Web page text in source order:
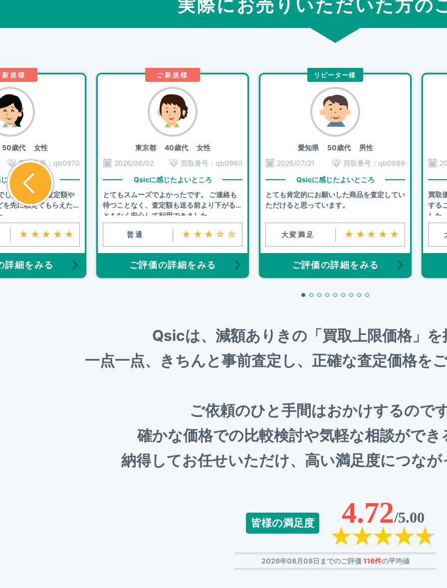
実際にお売りいただいた方の
新規様
歳代 女性
買取番号： qb0970
たよいところ
したが、事前査定額や
先に教えてもらえたの
★★★★★
詳細をみる
ご新規様
東京都40歳代 女性
2026/06/02
買取番号： qb0960
Qsicに感じたよいところ
とてもスムーズでよかったです。 ご連絡も
待つことなく、査定額も送る前より下がるこ
ともなく安心して利用できました。
普通 ★★★☆☆
ご評価の詳細をみる
リピーター様
愛知県50歳代 男性
2026/07/21
買取番号： qb0989
Qsicに感じたよいところ
とても肯定的にお願いした商品を査定してい
ただけると思っています。
大変満足 ★★★★★
ご評価の詳細をみる
買取
する
した
Qsicは、減額ありきの「買取上限価格」
一点一点、きちんと事前査定し、正確な査定価格を
ご依頼のひと手間はおかけするので
確かな価格での比較検討や気軽な相談がで
納得してお任せいただけ、高い満足度につな
皆様の満足度 4.72/5.00
2026年08月08日までのご評価116件の平均値